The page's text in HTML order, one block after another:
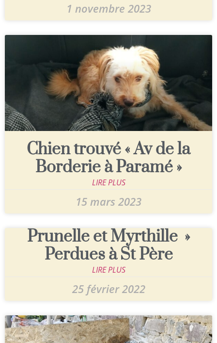
1 novembre 2023
Chien trouvé « Av de la
Borderie à Paramé »
LIRE PLUS
15 mars 2023
Prunelle et Myrthille »
Perdues à St Père
LIRE PLUS
25 février 2022